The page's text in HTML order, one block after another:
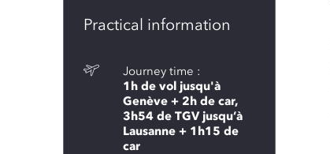
Practical information
Journey time :
1h de vol jusqu'à
Genève + 2h de car,
3h54 de TGV jusqu’à
Lausanne + 1h15 de
car